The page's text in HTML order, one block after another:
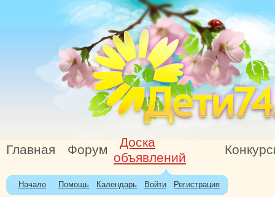
Главная Форум
Доска
объявлений
Начало Помощь Календарь Войти Регистрация